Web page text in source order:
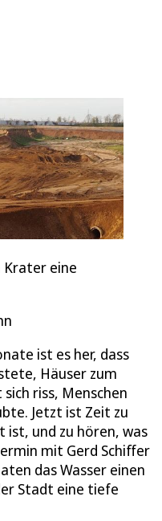
Krater eine
ist es her, dass
Häuser zum
riss, Menschen
Jetzt ist Zeit zu
ist, und zu hören, was
mit Gerd Schiffer
das Wasser einen
Stadt eine tiefe